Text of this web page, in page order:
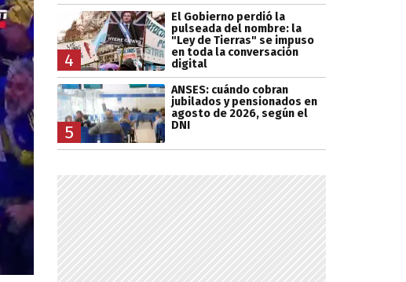
4
El Gobierno perdió la
pulseada del nombre: la
"Ley de Tierras" se impuso
en toda la conversación
digital
5
ANSES: cuándo cobran
jubilados y pensionados en
agosto de 2026, según el
DNI